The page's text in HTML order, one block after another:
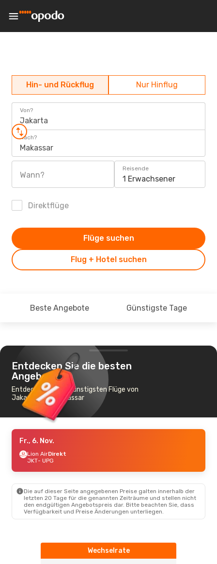
Hin- und Rückflug Nur Hinflug
Von?
Jakarta
Nach?
Makassar
Wann?
Reisende
1 Erwachsener
Direktflüge
Flug + Hotel suchen
Flüge suchen
Beste Angebote Günstigste Tage
Entdecken Sie die besten
Angebote
Entdecken Sie die günstigsten Flüge von
Jakarta nach Makassar
Fr., 6. Nov.
Lion AirDirekt
JKT- UPG
Die auf dieser Seite angegebenen Preise galten innerhalb der
letzten 20 Tage für die genannten Zeiträume und stellen nicht
den endgültigen Angebotspreis dar. Bitte beachten Sie, dass
Verfügbarkeit und Preise Änderungen unterliegen.
Wechselrate